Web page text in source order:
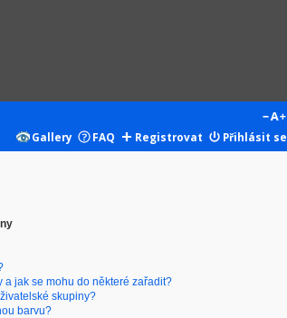
Gallery
FAQ Registrovat Přihlásit se
a jak se mohu do některé zařadit?
skupiny?
barvu?